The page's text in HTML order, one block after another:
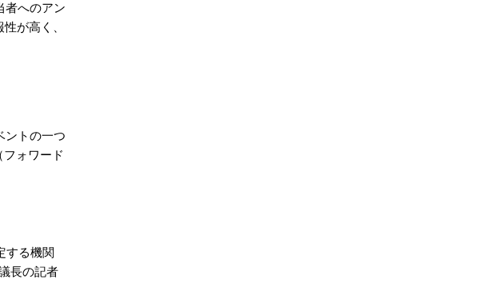
者へのアン
が高く、
ントの一つ
ォワード
する機関
長の記者